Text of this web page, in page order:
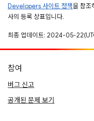
Developers 사이트 정책을 참
사의 등록 상표입니다.
최종 업데이트: 2024-05-
참여
버그 신고
공개된 문제 보기